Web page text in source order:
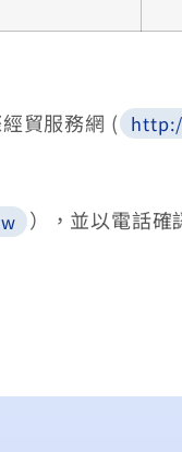
貿服務網 (
），並以電話確